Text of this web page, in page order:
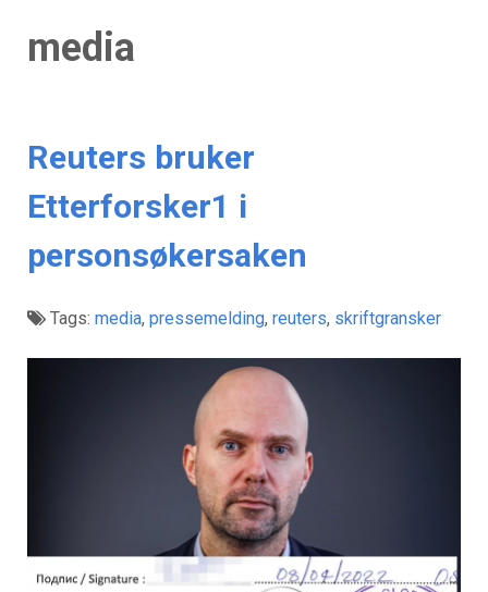
media
Reuters bruker
Etterforsker1 i
personsøkersaken
Tags: media, pressemelding, reuters, skriftgransker